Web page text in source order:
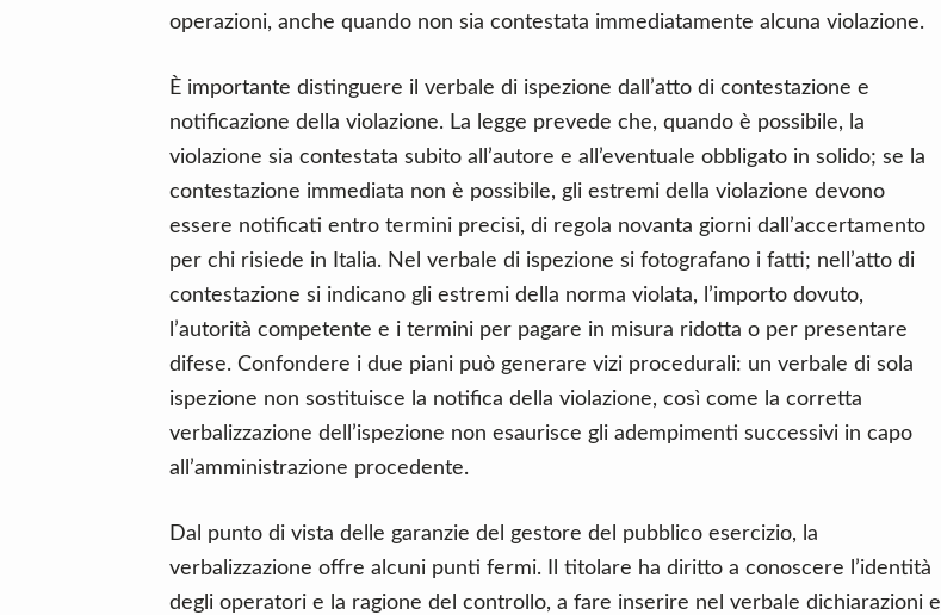
operazioni, anche quando non sia contestata immediatamente alcuna violazione.
È importante distinguere il verbale di ispezione dall’atto di contestazione e
notificazione della violazione. La legge prevede che, quando è possibile, la
violazione sia contestata subito all’autore e all’eventuale obbligato in solido; se la
contestazione immediata non è possibile, gli estremi della violazione devono
essere notificati entro termini precisi, di regola novanta giorni dall’accertamento
per chi risiede in Italia. Nel verbale di ispezione si fotografano i fatti; nell’atto di
contestazione si indicano gli estremi della norma violata, l’importo dovuto,
l’autorità competente e i termini per pagare in misura ridotta o per presentare
difese. Confondere i due piani può generare vizi procedurali: un verbale di sola
ispezione non sostituisce la notifica della violazione, così come la corretta
verbalizzazione dell’ispezione non esaurisce gli adempimenti successivi in capo
all’amministrazione procedente.
Dal punto di vista delle garanzie del gestore del pubblico esercizio, la
verbalizzazione offre alcuni punti fermi. Il titolare ha diritto a conoscere l’identità
degli operatori e la ragione del controllo, a fare inserire nel verbale dichiarazioni e